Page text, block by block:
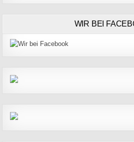
WIR BEI